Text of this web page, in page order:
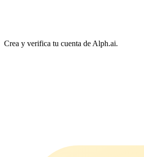
Alta rentabilidad y acceso instantáneo
Crea y verifica tu cuenta de Alph.ai.